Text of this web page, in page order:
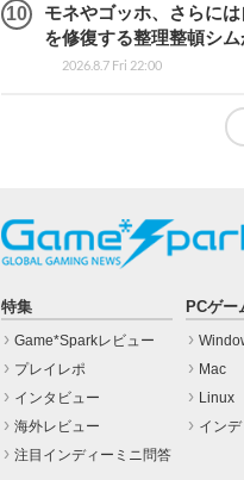
モネやゴッホ、さらに
を修復する整理整頓シ
2026.8.7 Fri 22:00
特集
Game*Sparkレビュー
プレイレポ
インタビュー
海外レビュー
注目インディーミニ問答
PCゲー
Mac
Linux
イン